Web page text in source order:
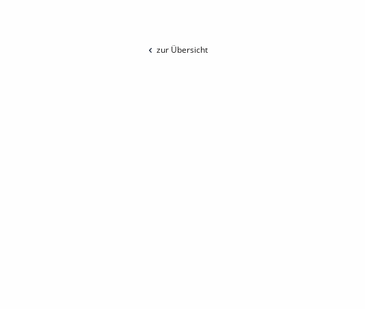
zur Übersicht